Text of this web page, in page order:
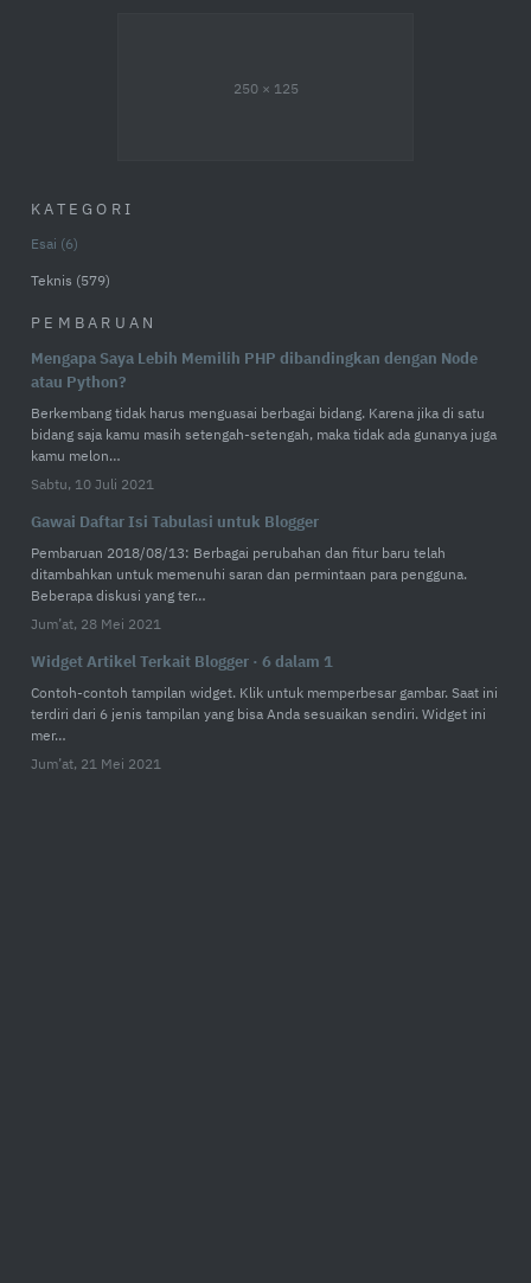
250 × 125
KATEGORI
Esai 6
Teknis 579
PEMBARUAN
Mengapa Saya Lebih Memilih PHP dibandingkan dengan Node
atau Python?
Berkembang tidak harus menguasai berbagai bidang. Karena jika di satu
bidang saja kamu masih setengah-setengah, maka tidak ada gunanya juga
kamu melon…
Sabtu, 10 Juli 2021
Gawai Daftar Isi Tabulasi untuk Blogger
Pembaruan 2018/08/13: Berbagai perubahan dan fitur baru telah
ditambahkan untuk memenuhi saran dan permintaan para pengguna.
Beberapa diskusi yang ter…
Jum’at, 28 Mei 2021
Widget Artikel Terkait Blogger · 6 dalam 1
Contoh-contoh tampilan widget. Klik untuk memperbesar gambar. Saat ini
terdiri dari 6 jenis tampilan yang bisa Anda sesuaikan sendiri. Widget ini
mer…
Jum’at, 21 Mei 2021